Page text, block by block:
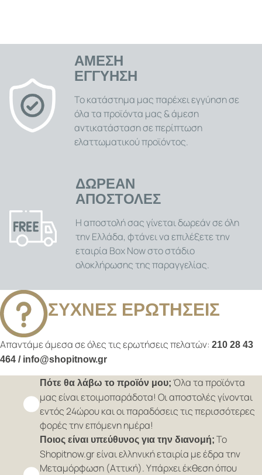
ΑΜΕΣΗ
ΕΓΓΥΗΣΗ
Το κατάστημα μας παρέχει εγγύηση σε
όλα τα προϊόντα μας & άμεση
αντικατάσταση σε περίπτωση
ελαττωματικού προϊόντος.
ΔΩΡΕΑΝ
ΑΠΟΣΤΟΛΕΣ
Η αποστολή σας γίνεται δωρεάν σε όλη
την Ελλάδα, φτάνει να επιλέξετε την
εταιρία Box Now στο στάδιο
ολοκλήρωσης της παραγγελίας.
ΣΥΧΝΕΣ ΕΡΩΤΗΣΕΙΣ
Απαντάμε άμεσα σε όλες τις ερωτήσεις πελατών: 210 28 43
464 / info@shopitnow.gr
Πότε θα λάβω το προϊόν μου; Όλα τα προϊόντα
μας είναι ετοιμοπαράδοτα! Οι αποστολές γίνονται
εντός 24ώρου και οι παραδόσεις τις περισσότερες
φορές την επόμενη ημέρα!
Ποιος είναι υπεύθυνος για την διανομή; Το
Shopitnow.gr είναι ελληνική εταιρία με έδρα την
Μεταμόρφωση (Αττική). Υπάρχει έκθεση όπου